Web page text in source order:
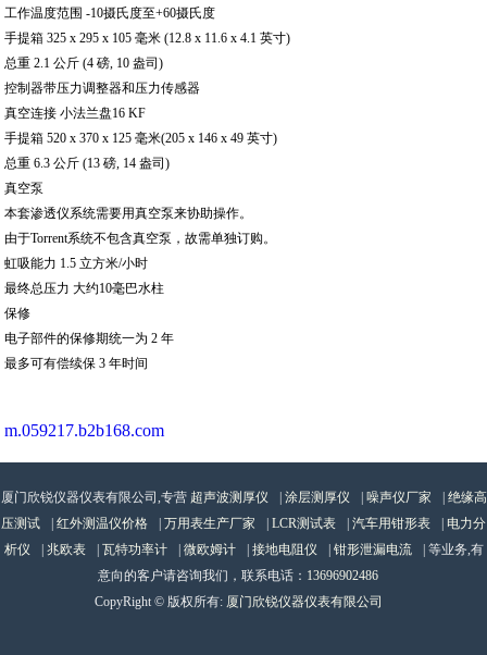
工作温度范围 -10摄氏度至+60摄氏度
手提箱 325 x 295 x 105 毫米 (12.8 x 11.6 x 4.1 英寸)
总重 2.1 公斤 (4 磅, 10 盎司)
控制器带压力调整器和压力传感器
真空连接 小法兰盘16 KF
手提箱 520 x 370 x 125 毫米(205 x 146 x 49 英寸)
总重 6.3 公斤 (13 磅, 14 盎司)
真空泵
本套渗透仪系统需要用真空泵来协助操作。
由于Torrent系统不包含真空泵，故需单独订购。
虹吸能力 1.5 立方米/小时
最终总压力 大约10毫巴水柱
保修
电子部件的保修期统一为 2 年
最多可有偿续保 3 年时间
m.059217.b2b168.com
厦门欣锐仪器仪表有限公司,专营 超声波测厚仪 涂层测厚仪 噪声仪厂家
绝缘高
压测试
红外测温仪价格 万用表生产厂家 LCR测试表 汽车用钳形表
电力分
析仪
兆欧表 瓦特功率计 微欧姆计 接地电阻仪 钳形泄漏电流
| 等业务,有
意向的客户请咨询我们，联系电话： 13696902486
CopyRight © 版权所有: 厦门欣锐仪器仪表有限公司